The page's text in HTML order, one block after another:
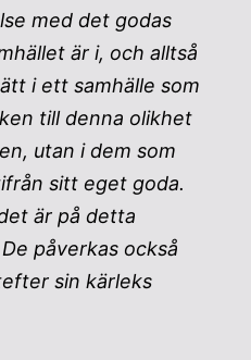
med det godas
är i, och alltså
i ett samhälle som
till denna olikhet
utan i dem som
sitt eget goda.
är på detta
påverkas också
sin kärleks